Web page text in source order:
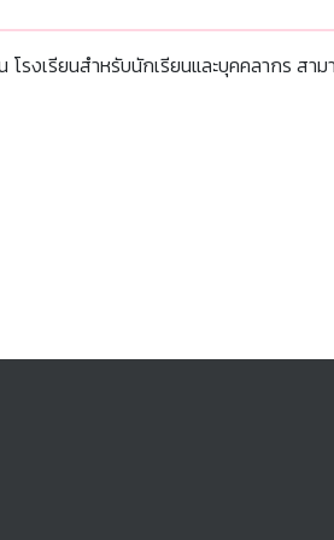
รงเรียนสำหรับนักเรียนและบุคคลากร สาม